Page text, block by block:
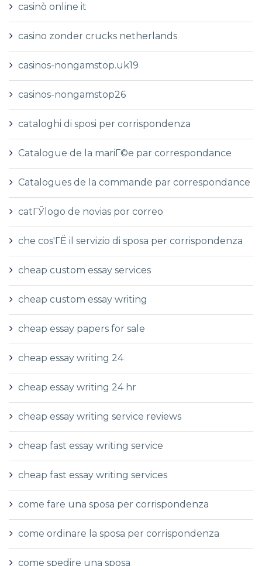
casinò online it
casino zonder crucks netherlands
casinos-nongamstop.uk19
casinos-nongamstop26
cataloghi di sposi per corrispondenza
Catalogue de la mariГ©e par correspondance
Catalogues de la commande par correspondance
catГЎlogo de novias por correo
che cos'ГЁ il servizio di sposa per corrispondenza
cheap custom essay services
cheap custom essay writing
cheap essay papers for sale
cheap essay writing 24
cheap essay writing 24 hr
cheap essay writing service reviews
cheap fast essay writing service
cheap fast essay writing services
come fare una sposa per corrispondenza
come ordinare la sposa per corrispondenza
come spedire una sposa